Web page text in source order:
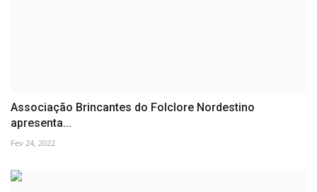
Associação Brincantes do Folclore Nordestino
apresenta...
Fev 24, 2022